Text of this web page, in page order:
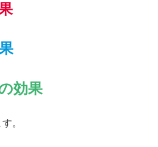
効果
。